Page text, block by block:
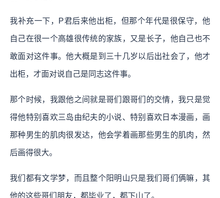
我补充一下，P君后来他出柜，但那个年代是很保守，他
自己在很一个高雄很传统的家族，又是长子，他自己也不
敢面对这件事。他大概是到三十几岁以后出社会了，他才
出柜，才面对说自己是同志这件事。
那个时候，我跟他之间就是哥们跟哥们的交情，我只是觉
得他特别喜欢三岛由纪夫的小说、特别喜欢日本漫画，画
那种男生的肌肉很发达，他会学着画那些男生的肌肉，然
后画得很大。
我们都有文学梦，而且整个阳明山只是我们哥们俩嘛，其
他的这些哥们朋友，都毕业了，都下山了。